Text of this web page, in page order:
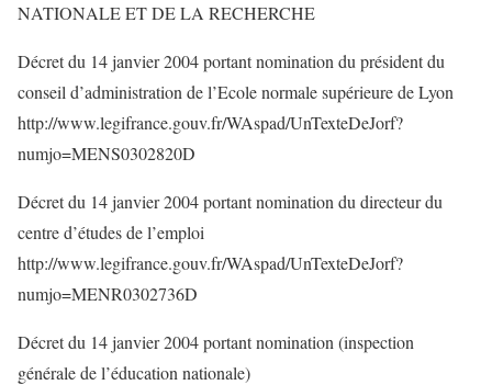
NATIONALE ET DE LA RECHERCHE
Décret du 14 janvier 2004 portant nomination du président du
conseil d’administration de l’Ecole normale supérieure de Lyon
http://www.legifrance.gouv.fr/WAspad/UnTexteDeJorf?
numjo=MENS0302820D
Décret du 14 janvier 2004 portant nomination du directeur du
centre d’études de l’emploi
http://www.legifrance.gouv.fr/WAspad/UnTexteDeJorf?
numjo=MENR0302736D
Décret du 14 janvier 2004 portant nomination (inspection
générale de l’éducation nationale)